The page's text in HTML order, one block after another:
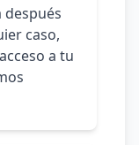
caso,
a tu